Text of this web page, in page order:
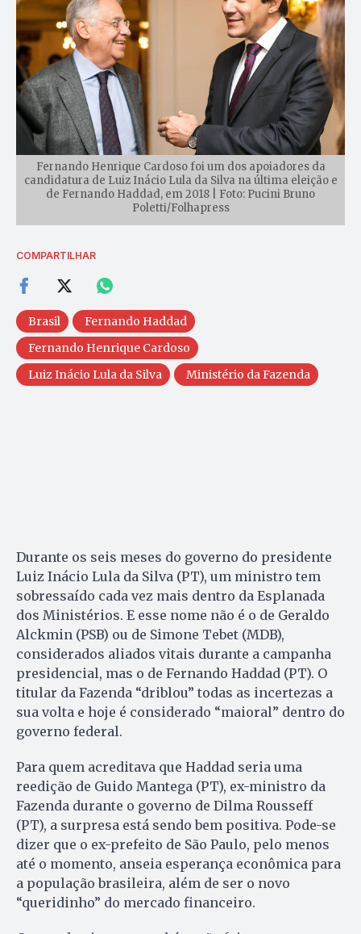
Fernando Henrique Cardoso foi um dos apoiadores da
candidatura de Luiz Inácio Lula da Silva na última eleição e
de Fernando Haddad, em 2018 | Foto: Pucini Bruno
Poletti/Folhapress
COMPARTILHAR
Brasil
Fernando Haddad
Fernando Henrique Cardoso
Luiz Inácio Lula da Silva
Ministério da Fazenda
Durante os seis meses do governo do presidente
Luiz Inácio Lula da Silva (PT), um ministro tem
sobressaído cada vez mais dentro da Esplanada
dos Ministérios. E esse nome não é o de Geraldo
Alckmin (PSB) ou de Simone Tebet (MDB),
considerados aliados vitais durante a campanha
presidencial, mas o de Fernando Haddad (PT). O
titular da Fazenda “driblou” todas as incertezas a
sua volta e hoje é considerado “maioral” dentro do
governo federal.
Para quem acreditava que Haddad seria uma
reedição de Guido Mantega (PT), ex-ministro da
Fazenda durante o governo de Dilma Rousseff
(PT), a surpresa está sendo bem positiva. Pode-se
dizer que o ex-prefeito de São Paulo, pelo menos
até o momento, anseia esperança econômica para
a população brasileira, além de ser o novo
“queridinho” do mercado financeiro.